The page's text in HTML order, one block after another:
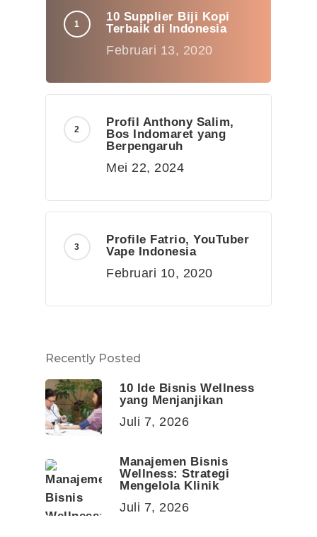
10 Supplier Biji Kopi
Terbaik di Indonesia
Februari 13, 2020
Profil Anthony Salim,
Bos Indomaret yang
Berpengaruh
Mei 22, 2024
Profile Fatrio, YouTuber
Vape Indonesia
Februari 10, 2020
Recently Posted
10 Ide Bisnis Wellness
yang Menjanjikan
Juli 7, 2026
Manajemen Bisnis
Wellness: Strategi
Mengelola Klinik
Juli 7, 2026